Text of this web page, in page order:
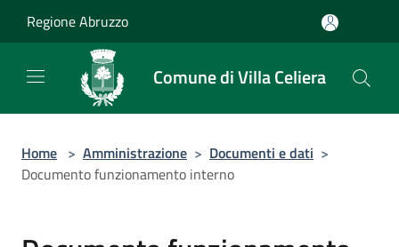
Regione Abruzzo
Comune di Villa Celiera
Home > Amministrazione > Documenti e dati >
Documento funzionamento interno